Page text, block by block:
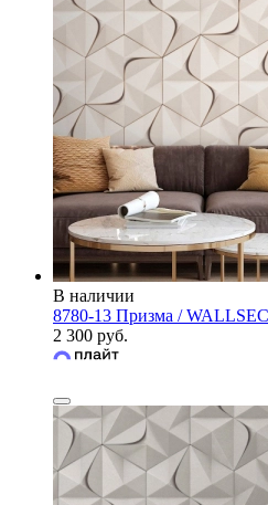
В наличии
8780-13 Призма /
2 300 руб.